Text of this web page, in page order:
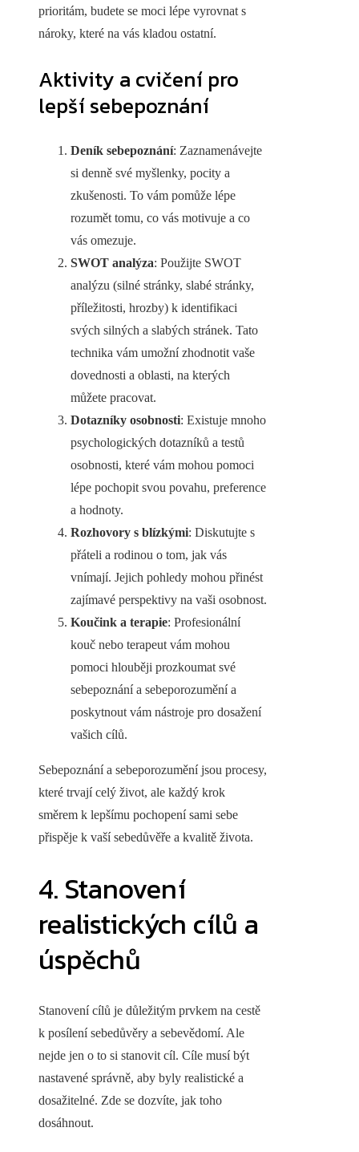
prioritám, budete se moci lépe vyrovnat s
nároky, které na vás kladou ostatní.
Aktivity a cvičení pro
lepší sebepoznání
Deník sebepoznání: Zaznamenávejte
si denně své myšlenky, pocity a
zkušenosti. To vám pomůže lépe
rozumět tomu, co vás motivuje a co
vás omezuje.
SWOT analýza: Použijte SWOT
analýzu (silné stránky, slabé stránky,
příležitosti, hrozby) k identifikaci
svých silných a slabých stránek. Tato
technika vám umožní zhodnotit vaše
dovednosti a oblasti, na kterých
můžete pracovat.
Dotazníky osobnosti: Existuje mnoho
psychologických dotazníků a testů
osobnosti, které vám mohou pomoci
lépe pochopit svou povahu, preference
a hodnoty.
Rozhovory s blízkými: Diskutujte s
přáteli a rodinou o tom, jak vás
vnímají. Jejich pohledy mohou přinést
zajímavé perspektivy na vaši osobnost.
Koučink a terapie: Profesionální
kouč nebo terapeut vám mohou
pomoci hlouběji prozkoumat své
sebepoznání a sebeporozumění a
poskytnout vám nástroje pro dosažení
vašich cílů.
Sebepoznání a sebeporozumění jsou procesy,
které trvají celý život, ale každý krok
směrem k lepšímu pochopení sami sebe
přispěje k vaší sebedůvěře a kvalitě života.
4. Stanovení
realistických cílů a
úspěchů
Stanovení cílů je důležitým prvkem na cestě
k posílení sebedůvěry a sebevědomí. Ale
nejde jen o to si stanovit cíl. Cíle musí být
nastavené správně, aby byly realistické a
dosažitelné. Zde se dozvíte, jak toho
dosáhnout.